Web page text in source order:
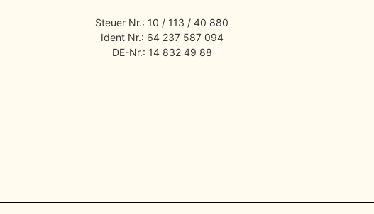
Steuer Nr.: 10 / 113 / 40 880
Ident Nr.: 64 237 587 094
DE-Nr.: 14 832 49 88​